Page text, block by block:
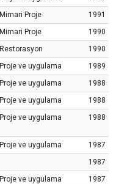
Mimari Proje
1991
Mimari Proje
1990
Restorasyon
1990
Proje ve uygulama
1989
Proje ve uygulama
1988
Proje ve uygulama
1988
Proje ve uygulama 1988
Proje ve uygulama
1987
1987
Proje ve uygulama
1987